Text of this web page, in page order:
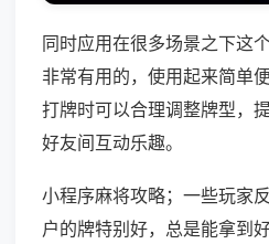
同时应用在很多场景之下这
非常有用的，使用起来简单
打牌时可以合理调整牌型，
好友间互动乐趣。
小程序麻将攻略；一些玩家
户的牌特别好，总是能拿到